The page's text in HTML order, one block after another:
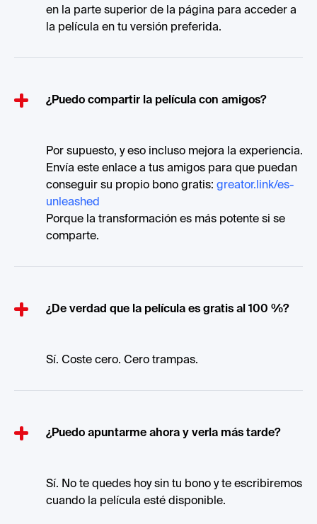
en la parte superior de la página para acceder a
la película en tu versión preferida.
¿Puedo compartir la película con amigos?
Por supuesto, y eso incluso mejora la experiencia.
Envía este enlace a tus amigos para que puedan
conseguir su propio bono gratis: greator.link/es-
unleashed
Porque la transformación es más potente si se
comparte.
¿De verdad que la película es gratis al 100 %?
Sí. Coste cero. Cero trampas.
¿Puedo apuntarme ahora y verla más tarde?
Sí. No te quedes hoy sin tu bono y te escribiremos
cuando la película esté disponible.